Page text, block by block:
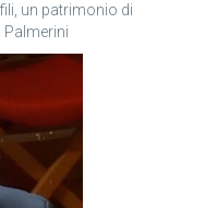
un patrimonio di